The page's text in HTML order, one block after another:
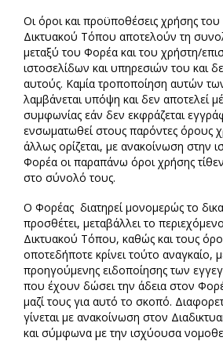
Οι όροι και προϋποθέσεις χρήσης
Δικτυακού Τόπου αποτελούν τη
μεταξύ του Φορέα και του χρήστη/
ιστοσελίδων και υπηρεσιών του και
αυτούς. Καμία τροποποίηση αυτών
λαμβάνεται υπόψη και δεν αποτελεί
συμφωνίας εάν δεν εκφράζεται
ενσωματωθεί στους παρόντες όρους
άλλως ορίζεται, με ανακοίνωση στην
Φορέα οι παραπάνω όροι χρήσης
στο σύνολό τους.
Ο Φορέας διατηρεί μονομερώς το
προσθέτει, μεταβάλλει το
Δικτυακού Τόπου, καθώς και τους
οποτεδήποτε κρίνει τούτο αναγκαίο,
προηγούμενης ειδοποίησης των
που έχουν δώσει την άδεια στον
μαζί τους για αυτό το σκοπό.
γίνεται με ανακοίνωση στον
και σύμφωνα με την ισχύουσα